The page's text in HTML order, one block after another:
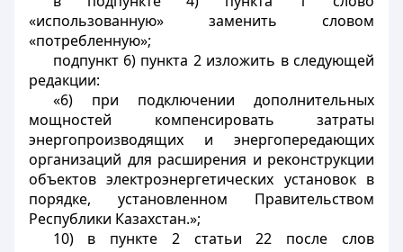
«использованную» заменить словом
«потребленную»;
подпункт 6) пункта 2 изложить в следующей
редакции:
«6) при подключении дополнительных
мощностей компенсировать затраты
энергопроизводящих и энергопередающих
организаций для расширения и реконструкции
объектов электроэнергетических установок в
порядке, установленном Правительством
Республики Казахстан.»;
10) в пункте 2 статьи 22 после слов